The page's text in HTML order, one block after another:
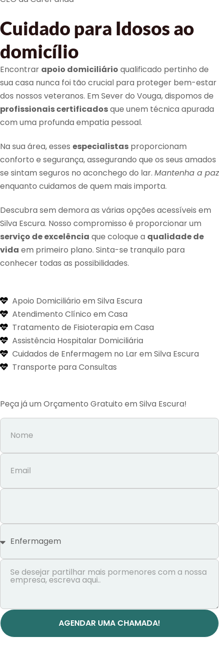
Cuidado para Idosos ao
domicílio
Encontrar apoio domiciliário qualificado pertinho de
sua casa nunca foi tão crucial para proteger bem-estar
dos nossos veteranos. Em Sever do Vouga, dispomos de
profissionais certificadosque unem técnica apurada
com uma profunda empatia pessoal.
Na sua área, esses especialistas proporcionam
conforto e segurança, assegurando que os seus amados
se sintam seguros no aconchego do lar. Mantenha a paz
enquanto cuidamos de quem mais importa.
Descubra sem demora as várias opções acessíveis em
Silva Escura. Nosso compromisso é proporcionar um
serviço de excelência que coloque a qualidade de
vida em primeiro plano. Sinta-se tranquilo para
conhecer todas as possibilidades.
Apoio Domiciliário em Silva Escura
Atendimento Clínico em Casa
Tratamento de Fisioterapia em Casa
Assistência Hospitalar Domiciliária
Cuidados de Enfermagem no Lar em Silva Escura
Transporte para Consultas
Peça já um Orçamento Gratuito em Silva Escura!
AGENDAR UMA CHAMADA!